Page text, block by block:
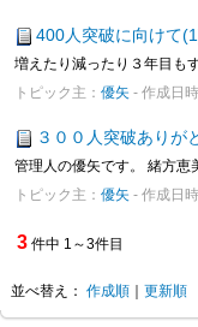
400人突破に向けて
増えたり減ったり３年目も
トピック主： 優矢 - 作成日
３００人突破ありが
管理人の優矢です。 緒方恵
トピック主： 優矢 - 作成日
3 件中 1～3件目
並べ替え： 作成順 更新順